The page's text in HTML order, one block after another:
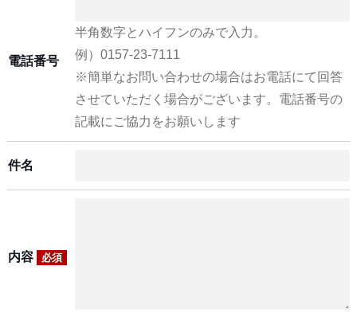
電話番号
半角数字とハイフンのみで入力。
例）0157-23-7111
※簡単なお問い合わせの場合はお電話にて回答
させていただく場合がございます。電話番号の
記載にご協力をお願いします
件名
内容 必須